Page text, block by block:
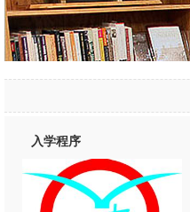
入学程序